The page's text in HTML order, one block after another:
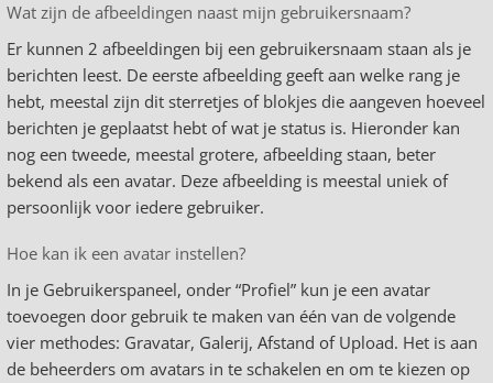
Wat zijn de afbeeldingen naast mijn gebruikersnaam?
Er kunnen 2 afbeeldingen bij een gebruikersnaam staan als je
berichten leest. De eerste afbeelding geeft aan welke rang je
hebt, meestal zijn dit sterretjes of blokjes die aangeven hoeveel
berichten je geplaatst hebt of wat je status is. Hieronder kan
nog een tweede, meestal grotere, afbeelding staan, beter
bekend als een avatar. Deze afbeelding is meestal uniek of
persoonlijk voor iedere gebruiker.
Hoe kan ik een avatar instellen?
In je Gebruikerspaneel, onder “Profiel” kun je een avatar
toevoegen door gebruik te maken van één van de volgende
vier methodes: Gravatar, Galerij, Afstand of Upload. Het is aan
de beheerders om avatars in te schakelen en om te kiezen op